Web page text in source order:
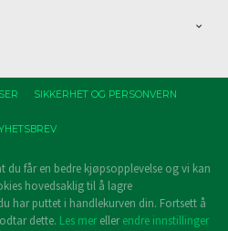
SIKKERHET OG PERSONVERN
du får en bedre kjøpsopplevelse og vi kan
hovedsaklig til å lagre
har puttet i handlekurven din. Fortsett å
dette. Les merellerendre innstillinger